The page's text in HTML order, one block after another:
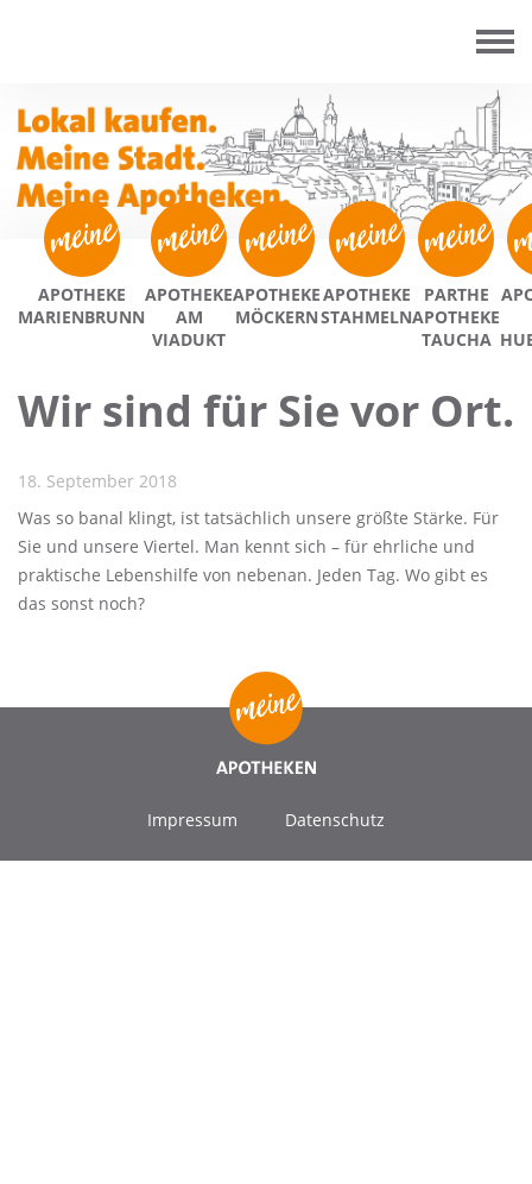
Wir sind für Sie vor Ort.
18. September 2018
Was so banal klingt, ist tatsächlich unsere größte Stärke. Für
Sie und unsere Viertel. Man kennt sich – für ehrliche und
praktische Lebenshilfe von nebenan. Jeden Tag. Wo gibt es
das sonst noch?
APOTHEKE
MARIENBRUNN
APOTHEKE
AM
VIADUKT
APOTHEKE
MÖCKERN
APOTHEKE
STAHMELN
PARTHE
APOTHEKE
TAUCHA
Impressum Datenschutz